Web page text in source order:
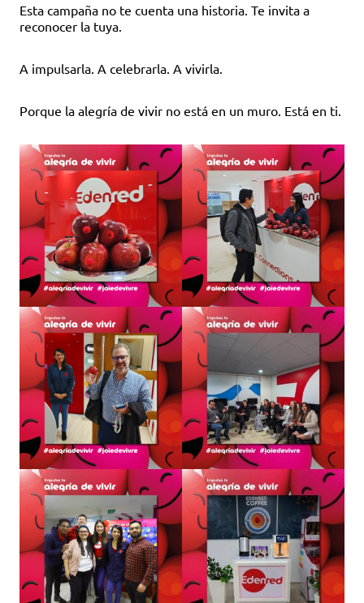
Esta campaña no te cuenta una historia. Te invita a
reconocer la tuya.
A impulsarla. A celebrarla. A vivirla.
Porque la alegría de vivir no está en un muro. Está en ti.